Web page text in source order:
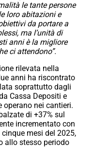
le tante persone
loro abitazioni e
da portare a
ma l’unità di
anni è la migliore
ci attendono”.
rilevata nella
anni ha riscontrato
soprattutto dagli
Cassa Depositi e
operano nei cantieri.
di +37% sul
incrementato con
mesi del 2025,
allo stesso periodo